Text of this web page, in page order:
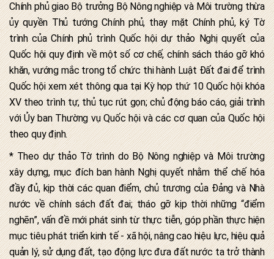
Chính phủ giao Bộ trưởng Bộ Nông nghiệp và Môi trường thừa
ủy quyền Thủ tướng Chính phủ, thay mặt Chính phủ, ký Tờ
trình của Chính phủ trình Quốc hội dự thảo Nghị quyết của
Quốc hội quy định về một số cơ chế, chính sách tháo gỡ khó
khăn, vướng mắc trong tổ chức thi hành Luật Đất đai để trình
Quốc hội xem xét thông qua tại Kỳ họp thứ 10 Quốc hội khóa
XV theo trình tự, thủ tục rút gọn; chủ động báo cáo, giải trình
với Ủy ban Thường vụ Quốc hội và các cơ quan của Quốc hội
theo quy định.
* Theo dự thảo Tờ trình do Bộ Nông nghiệp và Môi trường
xây dựng, mục đích ban hành Nghị quyết nhằm thể chế hóa
đầy đủ, kịp thời các quan điểm, chủ trương của Đảng và Nhà
nước về chính sách đất đai; tháo gỡ kịp thời những “điểm
nghẽn”, vấn đề mới phát sinh từ thực tiễn, góp phần thực hiện
mục tiêu phát triển kinh tế - xã hội, nâng cao hiệu lực, hiệu quả
quản lý, sử dụng đất, tạo động lực đưa đất nước ta trở thành